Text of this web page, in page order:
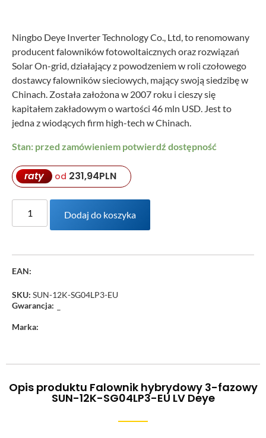
Ningbo Deye Inverter Technology Co., Ltd, to renomowany
producent falowników fotowoltaicznych oraz rozwiązań
Solar On-grid, działający z powodzeniem w roli czołowego
dostawcy falowników sieciowych, mający swoją siedzibę w
Chinach. Została założona w 2007 roku i cieszy się
kapitałem zakładowym o wartości 46 mln USD. Jest to
jedna z wiodących firm high-tech w Chinach.
Stan: przed zamówieniem potwierdź dostępność
raty od 231,94PLN
Dodaj do koszyka
EAN:
SKU: SUN-12K-SG04LP3-EU
Gwarancja: –
Marka:
Opis produktu Falownik hybrydowy 3-fazowy
SUN-12K-SG04LP3-EU LV Deye